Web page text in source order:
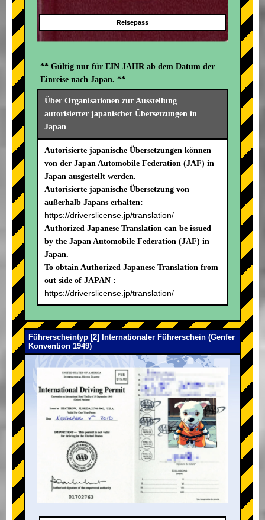
Reisepass
** Gültig nur für EIN JAHR ab dem Datum der
Einreise nach Japan. **
Über Organisationen zur Ausstellung
autorisierter japanischer Übersetzungen in
Japan
Autorisierte japanische Übersetzungen können
von der Japan Automobile Federation (JAF) in
Japan ausgestellt werden.
Autorisierte japanische Übersetzung von
außerhalb Japans erhalten:
https://driverslicense.jp/translation/
Authorized Japanese Translation can be issued
by the Japan Automobile Federation (JAF) in
Japan.
To obtain Authorized Japanese Translation from
out side of JAPAN :
https://driverslicense.jp/translation/
Führerscheintyp [2] Internationaler Führerschein (Genfer
Konvention 1949)